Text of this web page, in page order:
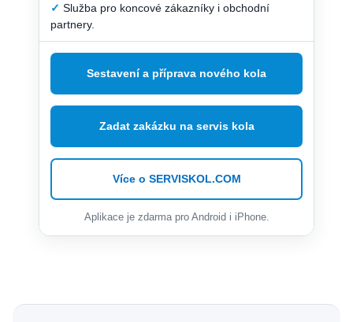
✓ Služba pro koncové zákazníky i obchodní
partnery.
Sestavení a příprava nového kola
Zadat zakázku na servis kola
Více o SERVISKOL.COM
Aplikace je zdarma pro Android i iPhone.